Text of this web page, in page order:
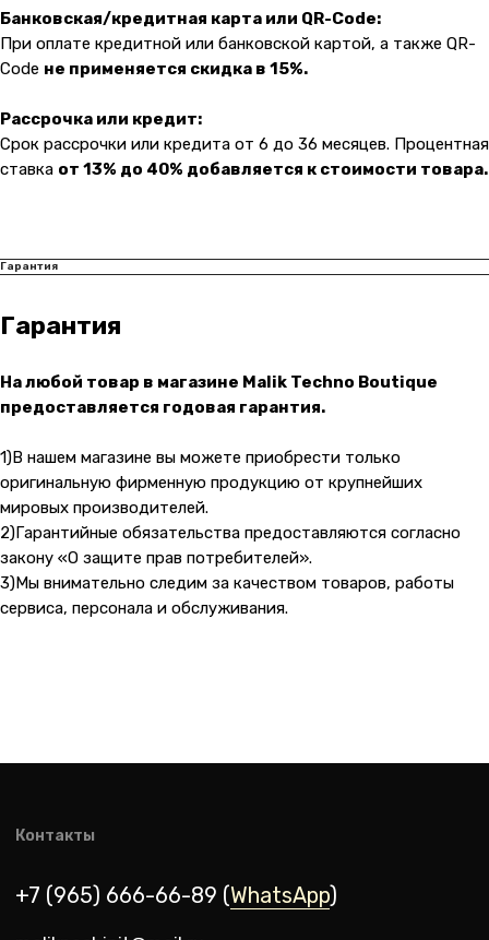
Банковская/кредитная карта или QR-Code:
При оплате кредитной или банковской картой, а также QR-
Code не применяется скидка в 15%.
Рассрочка или кредит:
Срок рассрочки или кредита от 6 до 36 месяцев. Процентная
ставка от 13% до 40% добавляется к стоимости товара.
Гарантия
Гарантия
На любой товар в магазине Malik Techno Boutique
предоставляется годовая гарантия.
1)В нашем магазине вы можете приобрести только
оригинальную фирменную продукцию от крупнейших
мировых производителей.
2)Гарантийные обязательства предоставляются согласно
закону «О защите прав потребителей».
3)Мы внимательно следим за качеством товаров, работы
сервиса, персонала и обслуживания.
Клиентам
Гарантии
Услуги
Блог
Оплата и доставка
Навигация
Каталог товаров
Для бизнеса
О компании
ИП Соловьев Е. В. ИНН 027320312011